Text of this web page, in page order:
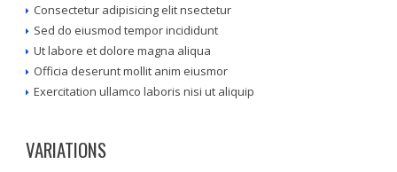
Consectetur adipisicing elit nsectetur
Sed do eiusmod tempor incididunt
Ut labore et dolore magna aliqua
Officia deserunt mollit anim eiusmor
Exercitation ullamco laboris nisi ut aliquip
VARIATIONS